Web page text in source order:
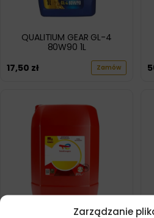
Zarządzanie
QUALITIUM GEAR GL-4
80W90 1L
17,50 zł Zamów